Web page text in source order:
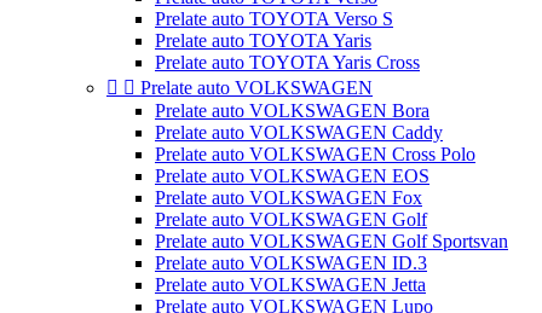
Prelate auto TOYOTA Verso S
Prelate auto TOYOTA Yaris
Prelate auto TOYOTA Yaris Cross
  Prelate auto VOLKSWAGEN
Prelate auto VOLKSWAGEN Bora
Prelate auto VOLKSWAGEN Caddy
Prelate auto VOLKSWAGEN Cross Polo
Prelate auto VOLKSWAGEN EOS
Prelate auto VOLKSWAGEN Fox
Prelate auto VOLKSWAGEN Golf
Prelate auto VOLKSWAGEN Golf Sportsvan
Prelate auto VOLKSWAGEN ID.3
Prelate auto VOLKSWAGEN Jetta
Prelate auto VOLKSWAGEN Lupo